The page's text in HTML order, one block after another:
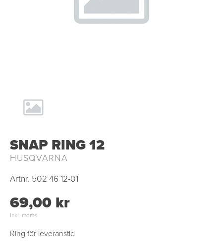
SNAP RING 12
HUSQVARNA
Artnr. 502 46 12-01
69,00 kr
Inkl. moms
Ring för leveranstid